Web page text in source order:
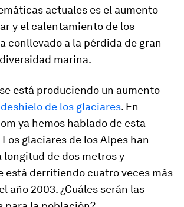
actuales es el aumento
y el calentamiento de los
conllevado a la pérdida de gran
marina.
está produciendo un aumento
deshielo de los glaciares. En
ya hemos hablado de esta
glaciares de los Alpes han
longitud de dos metros y
está derritiendo cuatro veces más
año 2003. ¿Cuáles serán las